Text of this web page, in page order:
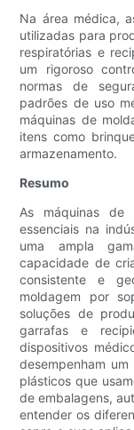
Na área médica,
utilizadas para
respiratórias e
um rigoroso
normas de
padrões de uso
máquinas de
itens como
armazenamento.
Resumo
As máquinas de
essenciais na
uma ampla
capacidade de
consistente e
moldagem por
soluções de
garrafas e
dispositivos
desempenham
plásticos que
de embalagens,
entender os